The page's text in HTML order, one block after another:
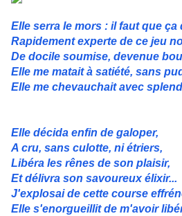
Elle serra le mors : il faut que ça
Rapidement experte de ce jeu
De docile soumise, devenue
Elle me matait à satiété, sans
Elle me chevauchait avec
Elle décida enfin de galoper,
A cru, sans culotte, ni étriers,
Libéra les rênes de son plaisir,
Et délivra son savoureux élixir...
J'explosai de cette course
Elle s'enorgueillit de m'avoir